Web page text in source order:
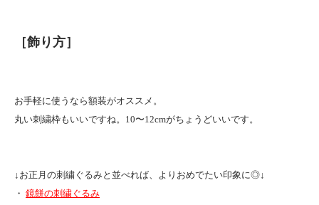
［飾り方］
お手軽に使うなら額装がオススメ。
丸い刺繍枠もいいですね。10〜12cmがちょうどいいです。
↓お正月の刺繍ぐるみと並べれば、よりおめでたい印象に◎↓
・ 鏡餅の刺繍ぐるみ